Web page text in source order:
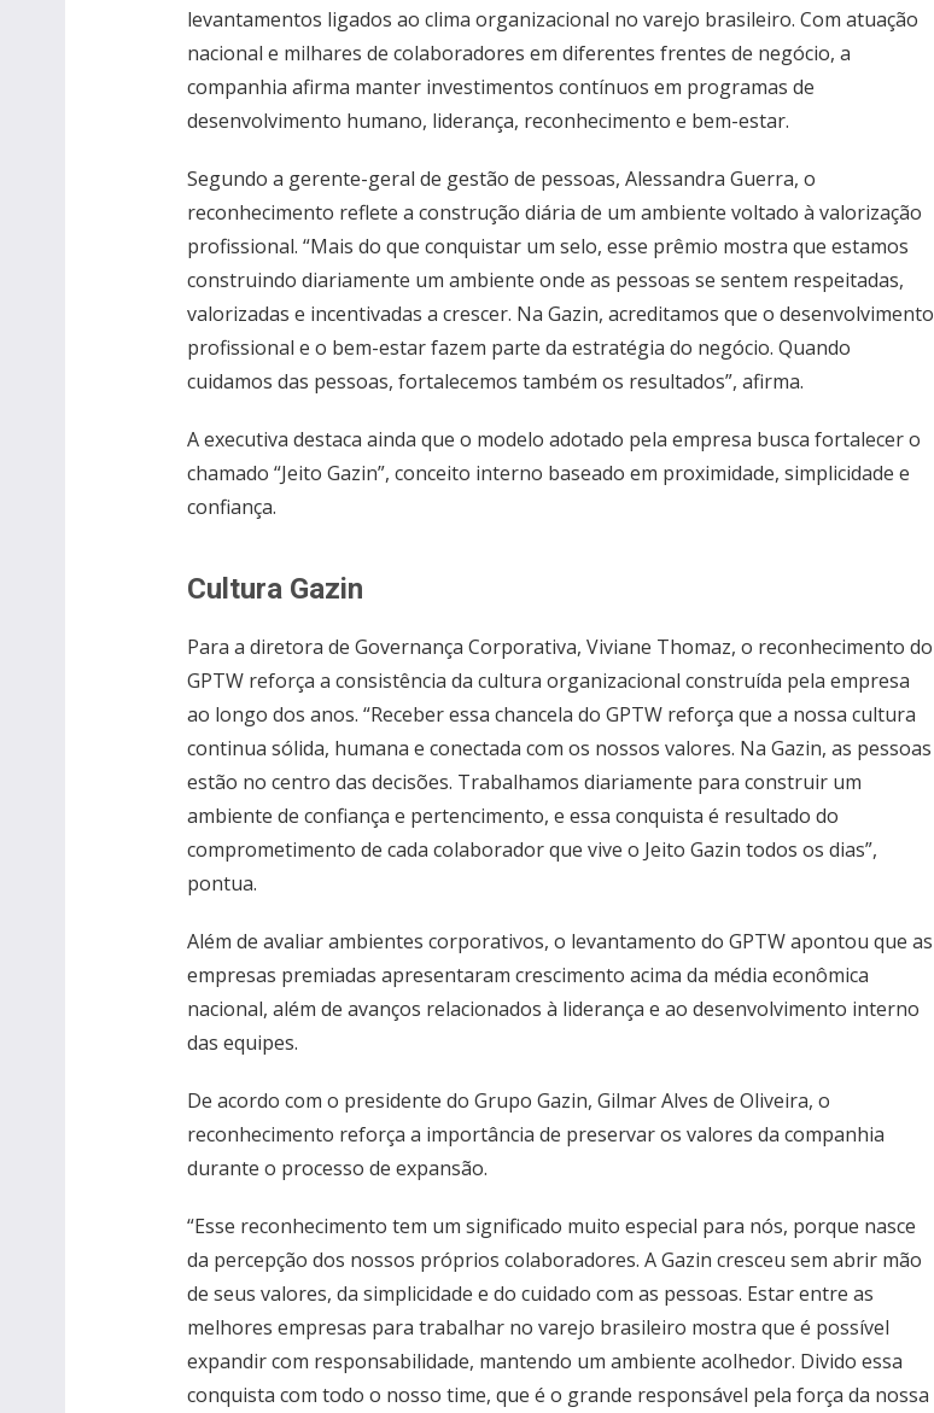
levantamentos ligados ao clima organizacional no varejo brasileiro. Com atuação
nacional e milhares de colaboradores em diferentes frentes de negócio, a
companhia afirma manter investimentos contínuos em programas de
desenvolvimento humano, liderança, reconhecimento e bem-estar.
Segundo a gerente-geral de gestão de pessoas, Alessandra Guerra, o
reconhecimento reflete a construção diária de um ambiente voltado à valorização
profissional. “Mais do que conquistar um selo, esse prêmio mostra que estamos
construindo diariamente um ambiente onde as pessoas se sentem respeitadas,
valorizadas e incentivadas a crescer. Na Gazin, acreditamos que o desenvolvimento
profissional e o bem-estar fazem parte da estratégia do negócio. Quando
cuidamos das pessoas, fortalecemos também os resultados”, afirma.
A executiva destaca ainda que o modelo adotado pela empresa busca fortalecer o
chamado “Jeito Gazin”, conceito interno baseado em proximidade, simplicidade e
confiança.
Cultura Gazin
Para a diretora de Governança Corporativa, Viviane Thomaz, o reconhecimento do
GPTW reforça a consistência da cultura organizacional construída pela empresa
ao longo dos anos. “Receber essa chancela do GPTW reforça que a nossa cultura
continua sólida, humana e conectada com os nossos valores. Na Gazin, as pessoas
estão no centro das decisões. Trabalhamos diariamente para construir um
ambiente de confiança e pertencimento, e essa conquista é resultado do
comprometimento de cada colaborador que vive o Jeito Gazin todos os dias”,
pontua.
Além de avaliar ambientes corporativos, o levantamento do GPTW apontou que as
empresas premiadas apresentaram crescimento acima da média econômica
nacional, além de avanços relacionados à liderança e ao desenvolvimento interno
das equipes.
De acordo com o presidente do Grupo Gazin, Gilmar Alves de Oliveira, o
reconhecimento reforça a importância de preservar os valores da companhia
durante o processo de expansão.
“Esse reconhecimento tem um significado muito especial para nós, porque nasce
da percepção dos nossos próprios colaboradores. A Gazin cresceu sem abrir mão
de seus valores, da simplicidade e do cuidado com as pessoas. Estar entre as
melhores empresas para trabalhar no varejo brasileiro mostra que é possível
expandir com responsabilidade, mantendo um ambiente acolhedor. Divido essa
conquista com todo o nosso time, que é o grande responsável pela força da nossa